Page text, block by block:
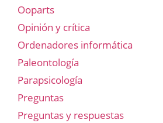
Ooparts
Opinión y crítica
Ordenadores informática
Paleontología
Parapsicología
Preguntas
Preguntas y respuestas